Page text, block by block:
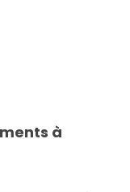
à